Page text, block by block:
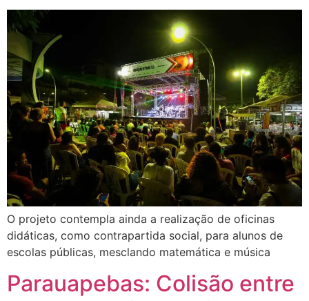
O projeto contempla ainda a realização de oficinas
didáticas, como contrapartida social, para alunos de
escolas públicas, mesclando matemática e música
Parauapebas: Colisão entre